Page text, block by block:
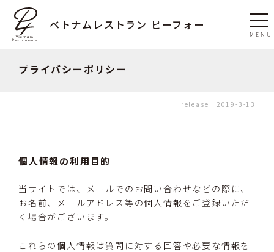
ベトナムレストラン ピーフォー
プライバシーポリシー
release : 2019-3-13
個人情報の利用目的
当サイトでは、メールでのお問い合わせなどの際に、
お名前、メールアドレス等の個人情報をご登録いただ
く場合がございます。
これらの個人情報は質問に対する回答や必要な情報を